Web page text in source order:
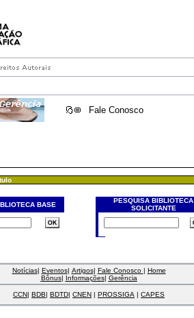
Fale Conosco
BASE
PESQUISA BIBLIOTECA
SOLICITANTE
Notícias| Eventos| Artigos| Fale Conosco | Home
Bônus| Informações| Gerência
CCN| BDB| BDTD| CNEN | PROSSIGA | CAPES